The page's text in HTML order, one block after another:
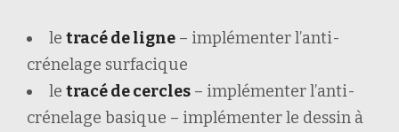
le tracé de ligne – implémenter l’anti-
crénelage surfacique
le tracé de cercles – implémenter l’anti-
crénelage basique – implémenter le dessin à